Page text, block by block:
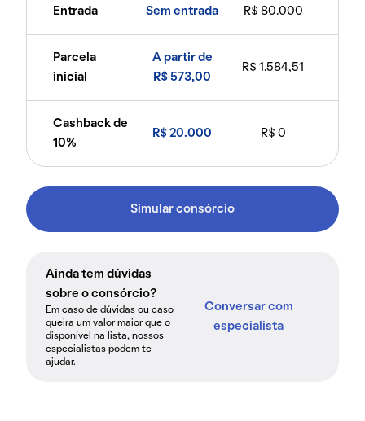
Entrada Sem entrada R$ 80.000
Parcela
inicial
A partir de
R$ 573,00
R$ 1.584,51
Cashback de
10%
R$ 20.000 R$ 0
Simular consórcio
Ainda tem dúvidas
sobre o consórcio?
Em caso de dúvidas ou caso
queira um valor maior que o
disponível na lista, nossos
especialistas podem te
ajudar.
Conversar com
especialista